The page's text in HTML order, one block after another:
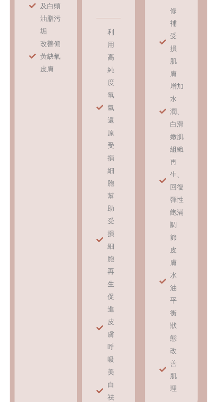
及白頭
油脂污
垢
改善偏
黃缺氧
皮膚
利
用
高
純
度
氧
氣
還
原
受
損
細
胞
幫
助
受
損
細
胞
再
生
促
進
皮
膚
呼
吸
美
白
祛
修
補
受
損
肌
膚
增加
水
潤、
白滑
嫩肌
組織
再
生、
回復
彈性
飽滿
調
節
皮
膚
水
油
平
衡
狀
態
改
善
肌
理